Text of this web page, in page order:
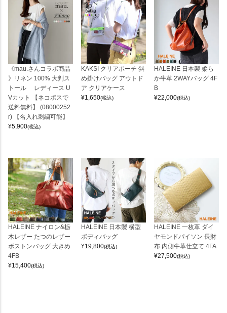
《mau.さんコラボ商品
》リネン 100% 大判ス
トール レディース U
Vカット 【ネコポスで
送料無料】 (08000252
r) 【名入れ刺繍可能】
¥5,900(税込)
KAKSI クリアポーチ 斜
め掛けバッグ アウトド
ア クリアケース
¥1,650(税込)
HALEINE 日本製 柔ら
か牛革 2WAYバッグ 4F
B
¥22,000(税込)
HALEINE ナイロン&栃
木レザー たつのレザー
ボストンバッグ 大きめ
4FB
¥15,400(税込)
HALEINE 日本製 横型
ボディバッグ
¥19,800(税込)
HALEINE 一枚革 ダイ
ヤモンドパイソン 長財
布 内側牛革仕立て 4FA
¥27,500(税込)